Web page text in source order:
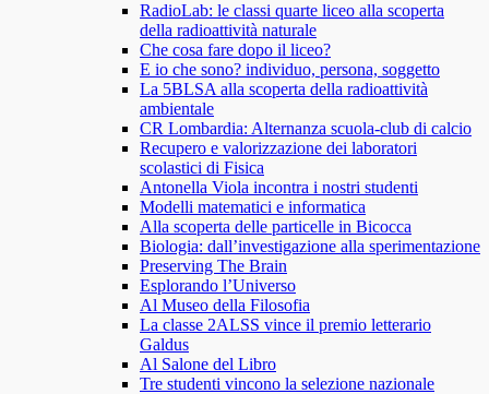
RadioLab: le classi quarte liceo alla scoperta
della radioattività naturale
Che cosa fare dopo il liceo?
E io che sono? individuo, persona, soggetto
La 5BLSA alla scoperta della radioattività
ambientale
CR Lombardia: Alternanza scuola-club di calcio
Recupero e valorizzazione dei laboratori
scolastici di Fisica
Antonella Viola incontra i nostri studenti
Modelli matematici e informatica
Alla scoperta delle particelle in Bicocca
Biologia: dall’investigazione alla sperimentazione
Preserving The Brain
Esplorando l’Universo
Al Museo della Filosofia
La classe 2ALSS vince il premio letterario
Galdus
Al Salone del Libro
Tre studenti vincono la selezione nazionale